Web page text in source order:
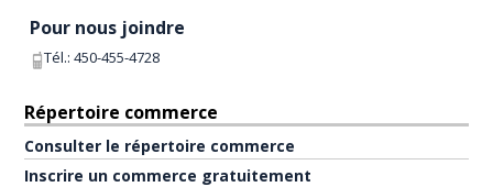
Pour nous joindre
Tél.:450-455-4728
Répertoire commerce
Consulter le répertoire commerce
Inscrire un commerce gratuitement